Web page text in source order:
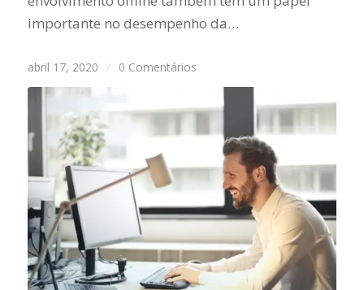
importante no desempenho da…
abril 17, 2020 / 0 Comentários